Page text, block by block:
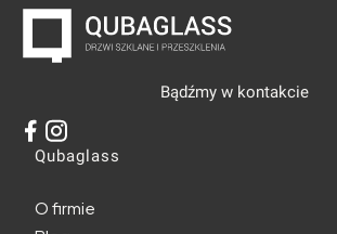
Bądźmy w kontakcie
Linki w stopce
Qubaglass
O firmie